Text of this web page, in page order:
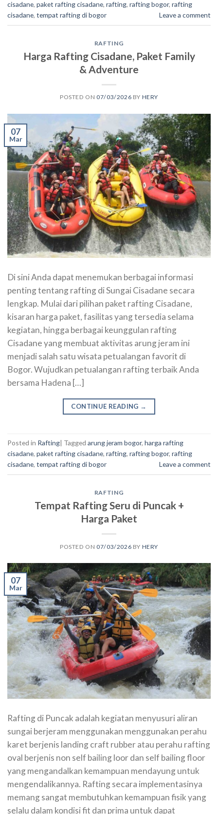
cisadane, paket rafting cisadane, rafting, rafting bogor, rafting
cisadane, tempat rafting di bogor Leave a comment
RAFTING
Harga Rafting Cisadane, Paket Family
& Adventure
POSTED ON07/03/2026 BY HERY
07
Mar
Di sini Anda dapat menemukan berbagai informasi
penting tentang rafting di Sungai Cisadane secara
lengkap. Mulai dari pilihan paket rafting Cisadane,
kisaran harga paket, fasilitas yang tersedia selama
kegiatan, hingga berbagai keunggulan rafting
Cisadane yang membuat aktivitas arung jeram ini
menjadi salah satu wisata petualangan favorit di
Bogor. Wujudkan petualangan rafting terbaik Anda
bersama Hadena […]
CONTINUE READING →
Posted in Rafting| Tagged arung jeram bogor, harga rafting
cisadane, paket rafting cisadane, rafting, rafting bogor, rafting
cisadane, tempat rafting di bogor Leave a comment
RAFTING
Tempat Rafting Seru di Puncak +
Harga Paket
POSTED ON07/03/2026 BY HERY
07
Mar
Rafting di Puncak adalah kegiatan menyusuri aliran
sungai berjeram menggunakan menggunakan perahu
karet berjenis landing craft rubber atau perahu rafting
oval berjenis non self bailing loor dan self bailing floor
yang mengandalkan kemampuan mendayung untuk
mengendalikannya. Rafting secara implementasinya
memang sangat membutuhkan kemampuan fisik yang
selalu dalam kondisi fit dan prima untuk dapat